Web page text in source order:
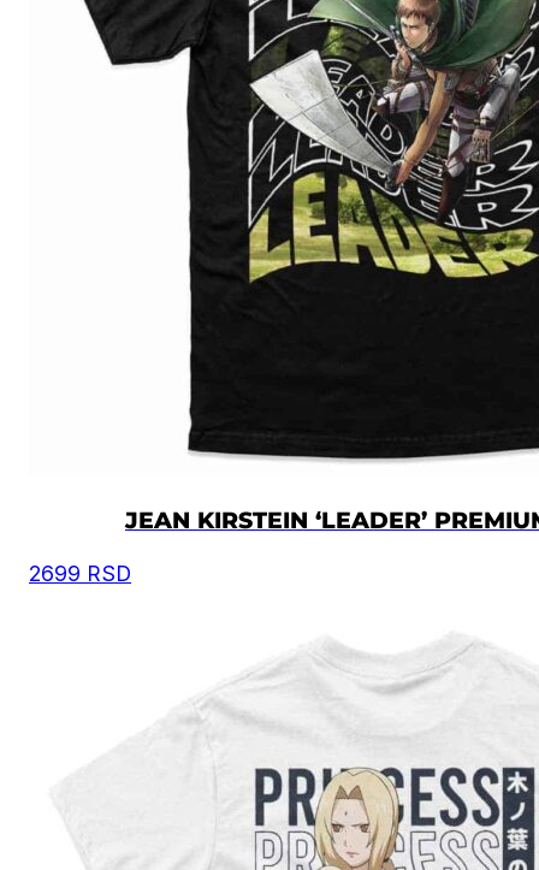
JEAN KIRSTEIN ‘LEADER’
2699 RSD